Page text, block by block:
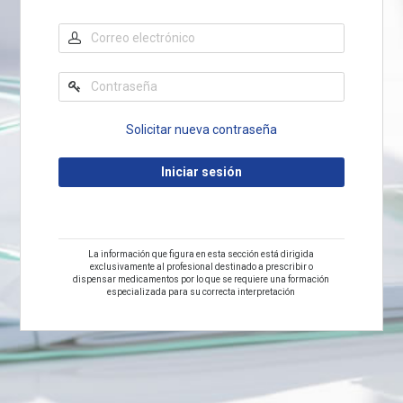
Solicitar nueva contraseña
La información que figura en esta sección está dirigida
exclusivamente al profesional destinado a prescribir o
dispensar medicamentos por lo que se requiere una formación
especializada para su correcta interpretación